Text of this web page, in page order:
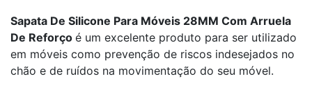
Sapata De Silicone Para Móveis 28MM Com Arruela
De Reforço é um excelente produto para ser utilizado
em móveis como prevenção de riscos indesejados no
chão e de ruídos na movimentação do seu móvel.